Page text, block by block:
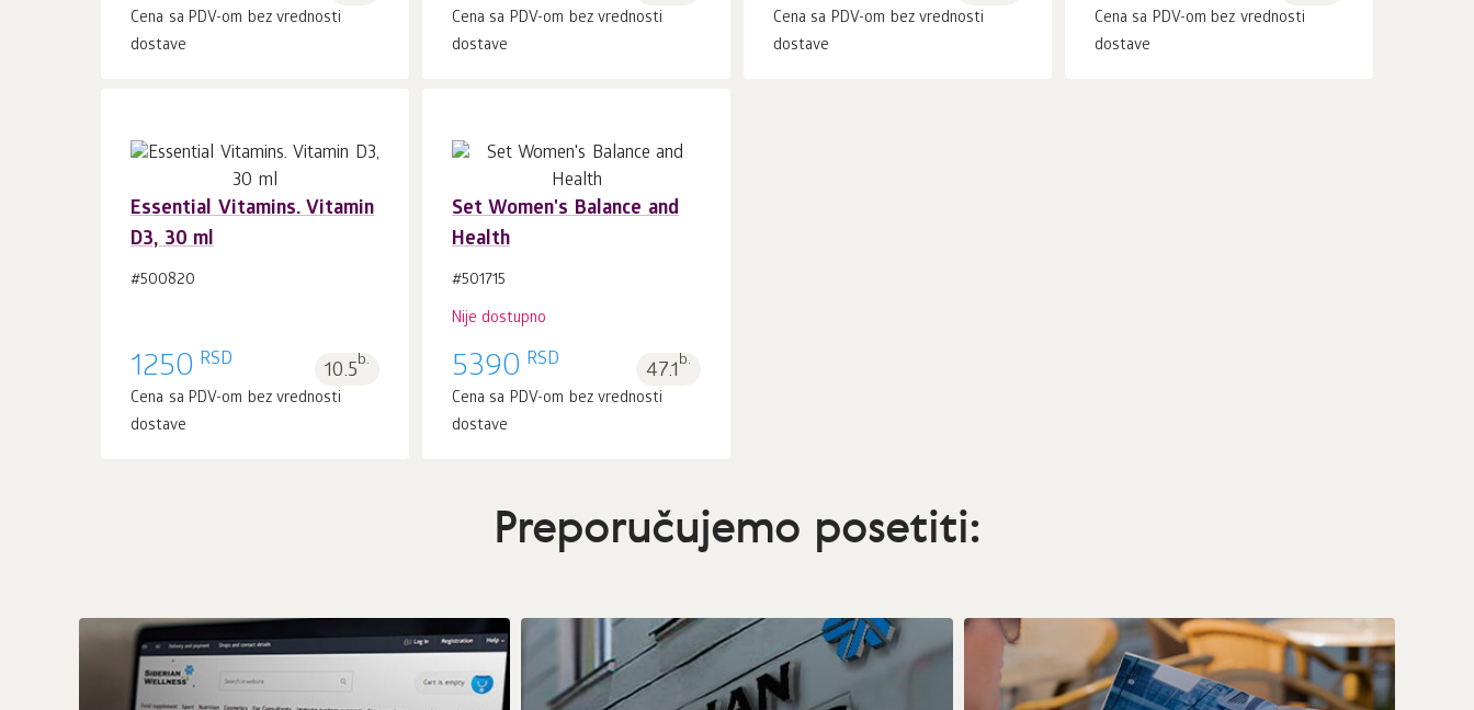
Cena sa PDV-om bez vrednosti
dostave
Cena sa PDV-om bez vrednosti
dostave
Cena sa PDV-om bez vrednosti
dostave
Cena sa PDV-om bez vrednosti
dostave
Essential Vitamins. Vitamin
D3, 30 ml
#500820
1250 RSD 10.5b.
Cena sa PDV-om bez vrednosti
dostave
Set Women's Balance and
Health
#501715
Nije dostupno
5390 RSD 47.1b.
Cena sa PDV-om bez vrednosti
dostave
Preporučujemo posetiti: